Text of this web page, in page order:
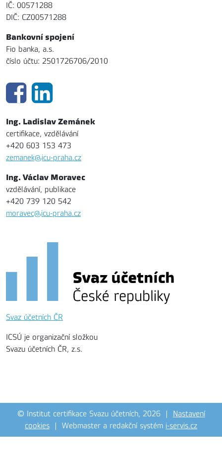
IČ: 00571288
DIČ: CZ00571288
Bankovní spojení
Fio banka, a.s.
číslo účtu: 2501726706/2010
Ing. Ladislav Zemánek
certifikace, vzdělávání
+420 603 153 473
zemanek@icu-praha.cz
Ing. Václav Moravec
vzdělávání, publikace
+420 739 120 542
moravec@icu-praha.cz
Svaz účetních ČR
ICSÚ je organizační složkou
Svazu účetních ČR, z.s.
© Institut certifikace Svazu účetních, 2026 | Nastavení
cookies | Webmaster a redakční systém i-servis.cz